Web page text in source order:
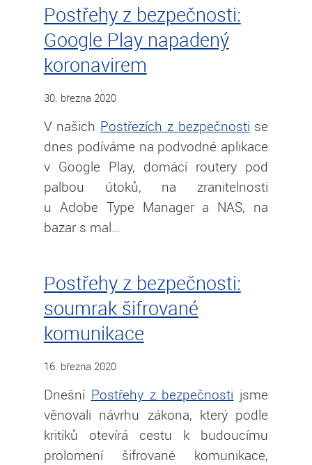
Postřehy z bezpečnosti:
Google Play napadený
koronavirem
30. března 2020
V našich Postřezích z bezpečnosti se
dnes podíváme na podvodné aplikace
v Google Play, domácí routery pod
palbou útoků, na zranitelnosti
u Adobe Type Manager a NAS, na
bazar s mal…
Postřehy z bezpečnosti:
soumrak šifrované
komunikace
16. března 2020
Dnešní Postřehy z bezpečnosti jsme
věnovali návrhu zákona, který podle
kritiků otevírá cestu k budoucímu
prolomení šifrované komunikace,